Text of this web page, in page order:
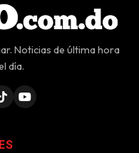
Noticias de última hora
día.